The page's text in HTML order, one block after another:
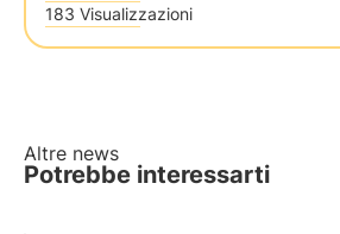
183 Visualizzazioni
Altre news
Potrebbe interessarti